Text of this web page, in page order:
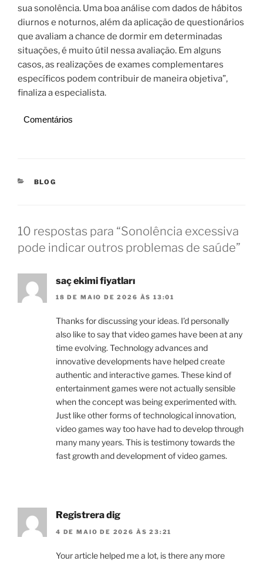
sua sonolência. Uma boa análise com dados de hábitos
diurnos e noturnos, além da aplicação de questionários
que avaliam a chance de dormir em determinadas
situações, é muito útil nessa avaliação. Em alguns
casos, as realizações de exames complementares
específicos podem contribuir de maneira objetiva”,
finaliza a especialista.
Comentários
CATEGORIAS
BLOG
10 respostas para “Sonolência excessiva
pode indicar outros problemas de saúde”
saç ekimi fiyatları
18 DE MAIO DE 2026 ÀS 13:01
Thanks for discussing your ideas. I’d personally
also like to say that video games have been at any
time evolving. Technology advances and
innovative developments have helped create
authentic and interactive games. These kind of
entertainment games were not actually sensible
when the concept was being experimented with.
Just like other forms of technological innovation,
video games way too have had to develop through
many many years. This is testimony towards the
fast growth and development of video games.
Registrera dig
4 DE MAIO DE 2026 ÀS 23:21
Your article helped me a lot, is there any more